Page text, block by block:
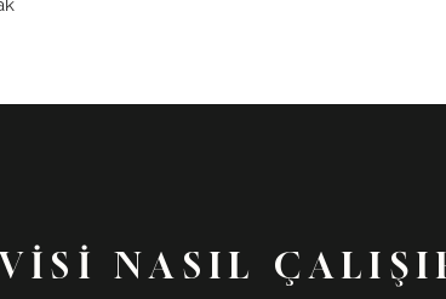
NASIL